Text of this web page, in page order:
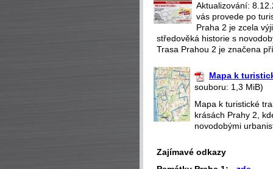
Aktualizování:
vás provede po
Praha 2 je zcela
středověká historie s
Trasa Prahou 2 je značena
Mapa k
souboru: 1,3 MiB)
Mapa k turistické
krásách Prahy 2,
novodobými
Zajímavé odkazy